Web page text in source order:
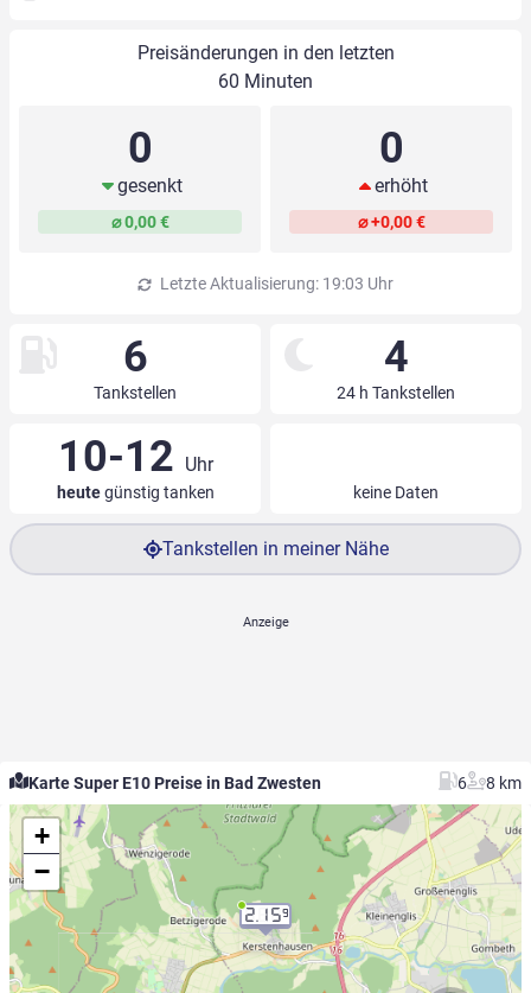
Preisänderungen in den letzten
60 Minuten
0
gesenkt
⌀ 0,00 €
0
erhöht
⌀ +0,00 €
Letzte Aktualisierung: 19:03 Uhr
6
Tankstellen
4
24 h Tankstellen
10-12 Uhr
heutegünstig tanken keine Daten
Tankstellen in meiner Nähe
Karte Super E10 Preise in Bad Zwesten 6 8 km
2.159
+
−